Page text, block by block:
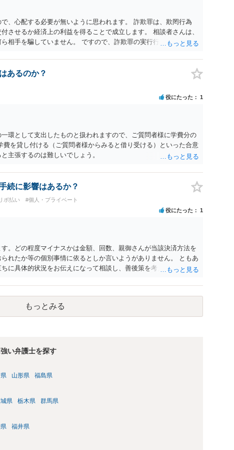
、心配する必要が無いように思われます。 詐欺罪は、欺罔行為
させるか経済上の利益を得ることで成立します。 相談者さんは、
相手を騙していません。 ですので、詐欺罪の実行行為性が無く罪
せん。 ただし、捜査において、真実を説明すれば、「ちゃんと返
思われます。 また、返せるお金が無いのであれば、返せないのは
あるのか？
役にたった 1
環として支出したものと扱われますので、ご質問者様に学費分の
を貸し付ける（ご質問者様からみると借り受ける）といった合意
主張するのは難しいでしょう。
続に影響はあるか？
ボ払い #個人・プライベート
役にたった 1
。どの程度マイナスかは金額、回数、親御さんが当該決済方法を
れたか等の個別事情に依るとしか言いようがありません。 ともあ
に具体的状況をお伝えになって相談し、善後策を考えることをお
もっとみる
い弁護士を探す
山形県 福島県
県 栃木県 群馬県
福井県